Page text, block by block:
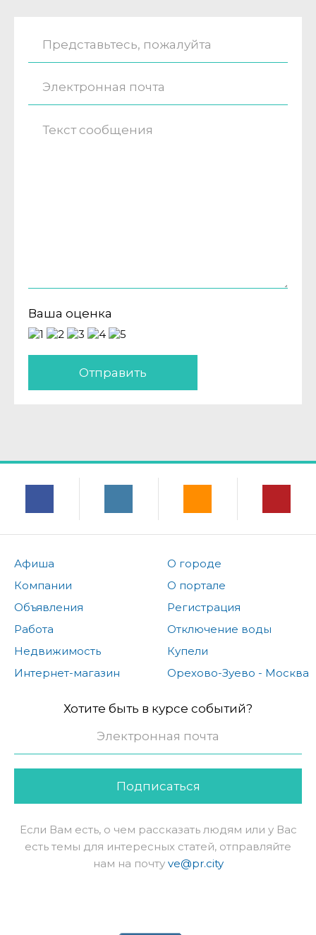
Ваша оценка
Отправить
Афиша
Компании
Объявления
Работа
Недвижимость
Интернет-магазин
О городе
О портале
Регистрация
Отключение воды
Купели
Орехово-Зуево - Москва
Хотите быть в курсе событий?
Подписаться
Если Вам есть, о чем рассказать людям или у Вас
есть темы для интересных статей, отправляйте
нам на почту ve@pr.city